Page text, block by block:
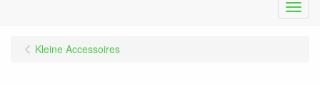
Menu
Kleine Accessoires